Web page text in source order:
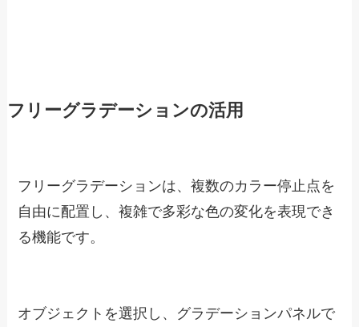
フリーグラデーションの活用
フリーグラデーションは、複数のカラー停止点を
自由に配置し、複雑で多彩な色の変化を表現でき
る機能です。
オブジェクトを選択し、グラデーションパネルで